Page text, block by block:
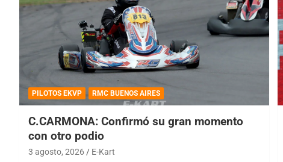
PILOTOS EKVP RMC BUENOS AIRES
C.CARMONA: Confirmó su gran momento
con otro podio
3 agosto, 2026 E-Kart